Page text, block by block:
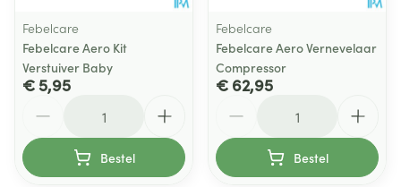
Febelcare
Febelcare Aero Kit
Verstuiver Baby
€ 5,95
Bestel
Febelcare
Febelcare Aero Vernevelaar
Compressor
€ 62,95
Bestel